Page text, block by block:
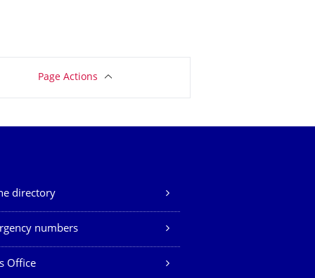
Page Actions
directory
numbers
Office